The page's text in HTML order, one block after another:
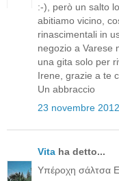
:-), però un salto
abitiamo vicino,
rinascimentali in
negozio a Varese
una gita solo per
Irene, grazie a te
Un abbraccio
23 novembre
Vita ha detto...
Υπέροχη σάλτσα